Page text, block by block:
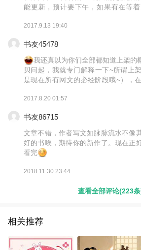
能更新，预计要下午，如果有在等着
稿子，不过我会在入v后尽量多更的
为订阅的价格真的很便宜，而且有各
另外一个书评），还会限时免费，很划算的！ 这本
不少心血，感觉像是创造出了一个全
趣且乐此不彼，希望看书的你们能跟
你们能跟我一起走到最后，鞠躬拜谢~
2017.9.13 19:40
书友45478
我还真以为你们全部都知道上架的
贝问起，我就专门解释一下~所谓上
是现在所有网文的必经阶段哦~），
也会变得开始收费。然后，上架以后
大概也就一毛钱的样子。每章两千字
是很便宜很便宜的白菜价了。哪怕随
十章呢！不过尽管价格便宜，我想依
者不愿意拿，可这都没关系，书~旗
日签到就可以得到2-3书券，而书券
便告诉你们，用书券订阅作者菌是没
果小宝贝花2书券去订阅一章，本来
心那里有个淘气值，根据淘气值不同
的奖励，淘气值高的还能免费赠送包
~宝账户跟书~旗绑定。说到包月，
能，可以免费看本站所有包月的书，
2017.8.20 01:57
书友86715
文章不错，作者写文如脉脉流水不像
好的书唉，期待你的新作了。现在正
看完
2018.11.30 23:44
查看全部评论(223
相关推荐